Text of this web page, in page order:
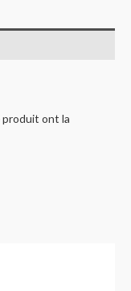
produit ont la